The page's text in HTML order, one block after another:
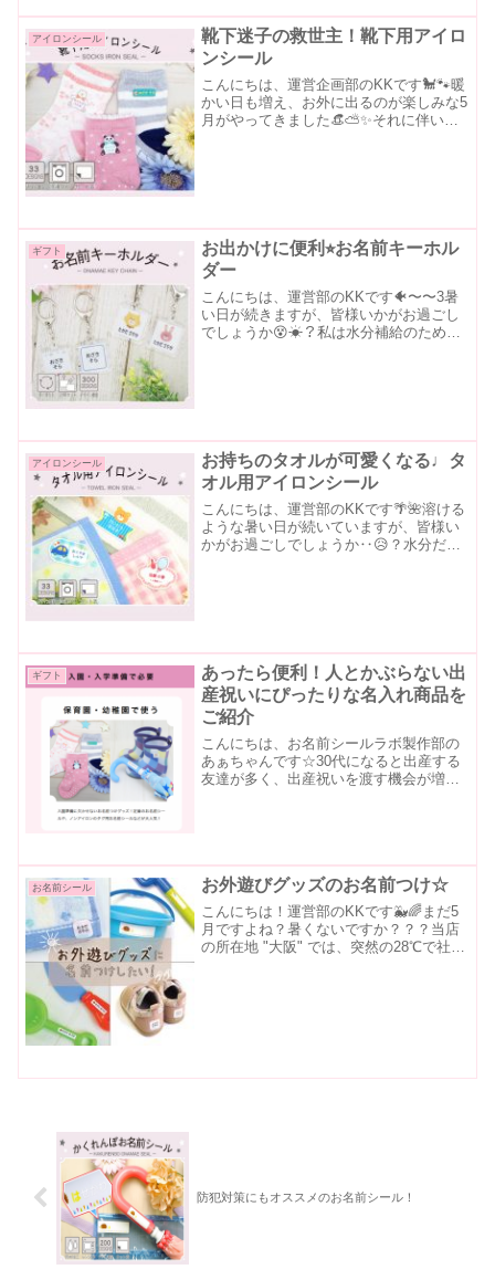
アイロンシール
靴下迷子の救世主！靴下用アイロ
ンシール
こんにちは、運営企画部のKKです🐩🐾暖
かい日も増え、お外に出るのが楽しみな5
月がやってきました👒⛅️✨それに伴い、
ギフト
お出かけに便利⭐︎お名前キーホル
ダー
こんにちは、運営部のKKです🐠〜〜3暑
い日が続きますが、皆様いかがお過ごし
でしょうか😵☀？私は水分補給のため
アイロンシール
お持ちのタオルが可愛くなる♩タ
オル用アイロンシール
こんにちは、運営部のKKです🌴🌺溶ける
ような暑い日が続いていますが、皆様い
かがお過ごしでしょうか‥😥？水分だけ
ギフト
あったら便利！人とかぶらない出
産祝いにぴったりな名入れ商品を
ご紹介
こんにちは、お名前シールラボ製作部の
あぁちゃんです☆30代になると出産する
友達が多く、出産祝いを渡す機会が増え
お名前シール お外遊びグッズのお名前つけ☆
こんにちは！運営部のKKです🐳🌈まだ5
月ですよね？暑くないですか？？？当店
の所在地 "大阪" では、突然の28℃で社内
防犯対策にもオススメのお名前シール！